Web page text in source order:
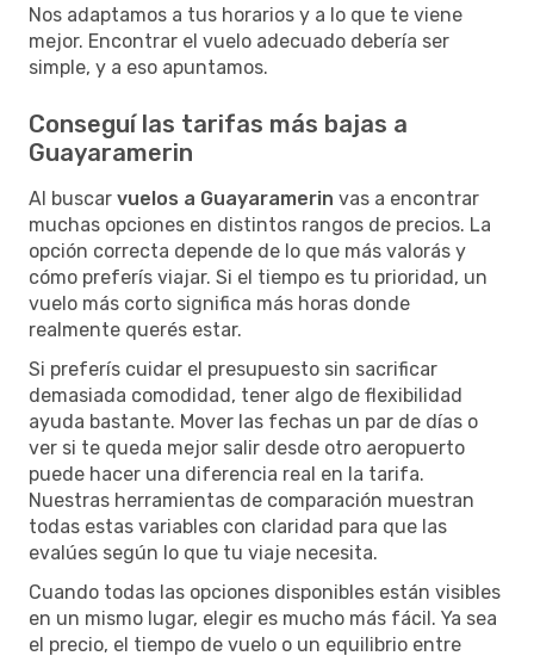
Nos adaptamos a tus horarios y a lo que te viene
mejor. Encontrar el vuelo adecuado debería ser
simple, y a eso apuntamos.
Conseguí las tarifas más bajas a
Guayaramerin
Al buscar vuelos a Guayaramerin vas a encontrar
muchas opciones en distintos rangos de precios. La
opción correcta depende de lo que más valorás y
cómo preferís viajar. Si el tiempo es tu prioridad, un
vuelo más corto significa más horas donde
realmente querés estar.
Si preferís cuidar el presupuesto sin sacrificar
demasiada comodidad, tener algo de flexibilidad
ayuda bastante. Mover las fechas un par de días o
ver si te queda mejor salir desde otro aeropuerto
puede hacer una diferencia real en la tarifa.
Nuestras herramientas de comparación muestran
todas estas variables con claridad para que las
evalúes según lo que tu viaje necesita.
Cuando todas las opciones disponibles están visibles
en un mismo lugar, elegir es mucho más fácil. Ya sea
el precio, el tiempo de vuelo o un equilibrio entre